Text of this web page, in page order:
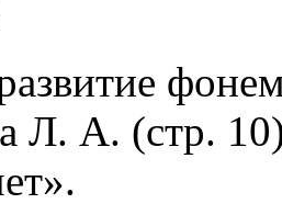
Л. А. (стр.